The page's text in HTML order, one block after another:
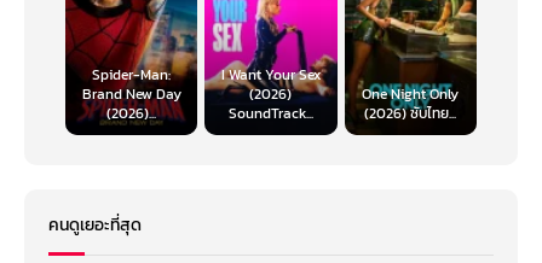
Spider-Man:
Brand New Day
(2026)...
I Want Your Sex
(2026)
SoundTrack...
One Night Only
(2026) ซับไทย...
คนดูเยอะที่สุด